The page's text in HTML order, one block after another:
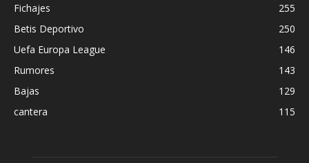
Fichajes
255
Betis Deportivo
250
Uefa Europa League
146
Rumores
143
Bajas
129
cantera
115